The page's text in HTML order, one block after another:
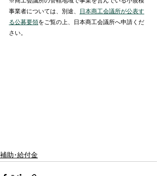
事業者については、別途、
日本商工会議所が公表す
る公募要領をご覧の上、日本商工会議所へ申請くだ
さい。
補助･給付金